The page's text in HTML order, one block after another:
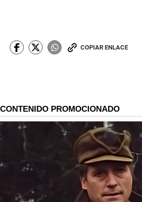
COPIAR ENLACE